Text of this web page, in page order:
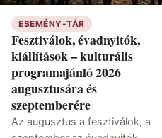
ESEMÉNY-TÁR
Fesztiválok, évadnyitók,
kiállítások – kulturális
programajánló 2026
augusztusára és
szeptemberére
Az augusztus a fesztiválok, a